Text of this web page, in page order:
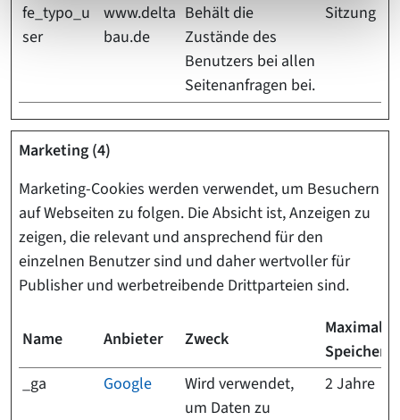
fe_typo_u
ser
www.delta
bau.de
Behält die
Zustände des
Benutzers bei allen
Seitenanfragen bei.
Sitzung
Marketing (4)
Marketing-Cookies werden verwendet, um Besuchern
auf Webseiten zu folgen. Die Absicht ist, Anzeigen zu
zeigen, die relevant und ansprechend für den
einzelnen Benutzer sind und daher wertvoller für
Publisher und werbetreibende Drittparteien sind.
Name Anbieter Zweck
Maximale
_ga
Google
Wird verwendet,
um Daten zu
2 Jahre